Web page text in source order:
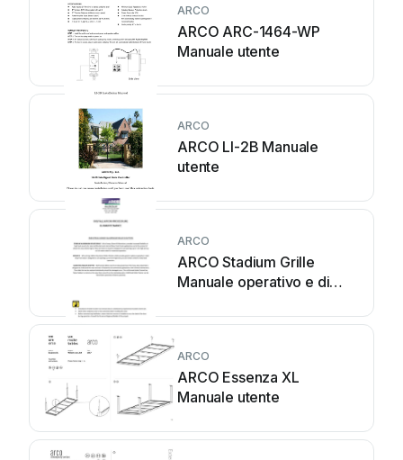
ARCO
ARCO ARC-1464-WP
Manuale utente
ARCO
ARCO LI-2B Manuale
utente
ARCO
ARCO Stadium Grille
Manuale operativo e di
ARCO
ARCO Essenza XL
Manuale utente